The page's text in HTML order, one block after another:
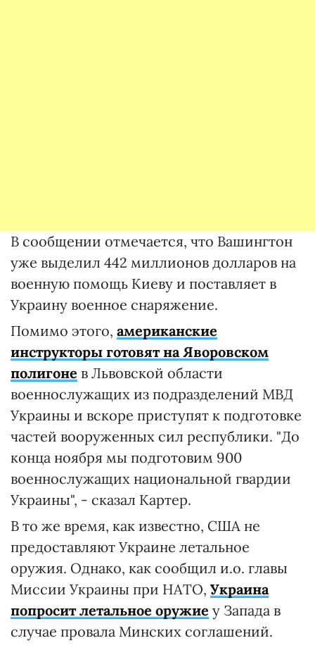
В сообщении отмечается, что Вашингтон
уже выделил 442 миллионов долларов на
военную помощь Киеву и поставляет в
Украину военное снаряжение.
Помимо этого, американские
инструкторы готовят на Яворовском
полигоне в Львовской области
военнослужащих из подразделений МВД
Украины и вскоре приступят к подготовке
частей вооруженных сил республики. "До
конца ноября мы подготовим 900
военнослужащих национальной гвардии
Украины", - сказал Картер.
В то же время, как известно, США не
предоставляют Украине летальное
оружия. Однако, как сообщил и.о. главы
Миссии Украины при НАТО, Украина
попросит летальное оружие у Запада в
случае провала Минских соглашений.